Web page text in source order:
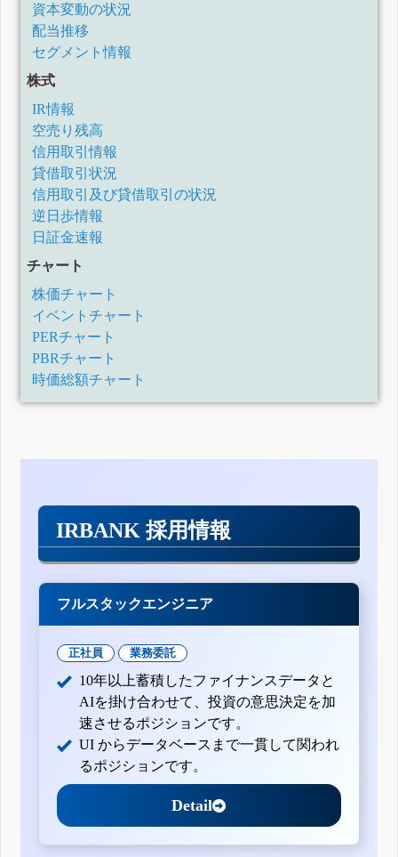
資本変動の状況
配当推移
セグメント情報
株式
IR情報
空売り残高
信用取引情報
貸借取引状況
信用取引及び貸借取引の状況
逆日歩情報
日証金速報
チャート
株価チャート
イベントチャート
PERチャート
PBRチャート
時価総額チャート
IRBANK 採用情報
フルスタックエンジニア
正社員 業務委託
10年以上蓄積したファイナンスデータと
AIを掛け合わせて、投資の意思決定を加
速させるポジションです。
UI からデータベースまで一貫して関われ
るポジションです。
Detail